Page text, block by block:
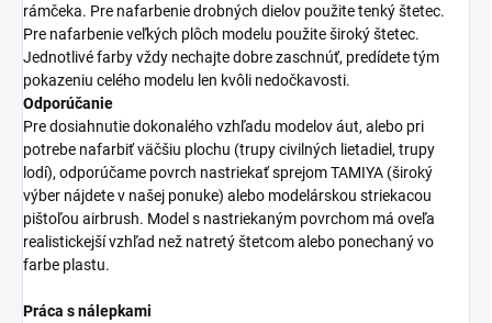
rámčeka. Pre nafarbenie drobných dielov použite tenký štetec.
Pre nafarbenie veľkých plôch modelu použite široký štetec.
Jednotlivé farby vždy nechajte dobre zaschnúť, predídete tým
pokazeniu celého modelu len kvôli nedočkavosti.
Odporúčanie
Pre dosiahnutie dokonalého vzhľadu modelov áut, alebo pri
potrebe nafarbiť väčšiu plochu (trupy civilných lietadiel, trupy
lodí), odporúčame povrch nastriekať sprejom TAMIYA (široký
výber nájdete v našej ponuke) alebo modelárskou striekacou
pištoľou airbrush. Model s nastriekaným povrchom má oveľa
realistickejší vzhľad než natretý štetcom alebo ponechaný vo
farbe plastu.
Práca s nálepkami